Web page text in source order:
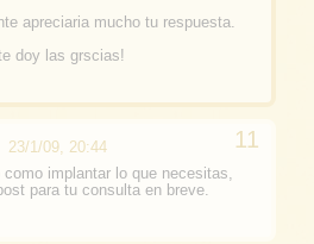
apreciaria mucho tu respuesta.
doy las grscias!
23/1/09, 20:44
implantar lo que necesitas,
para tu consulta en breve.